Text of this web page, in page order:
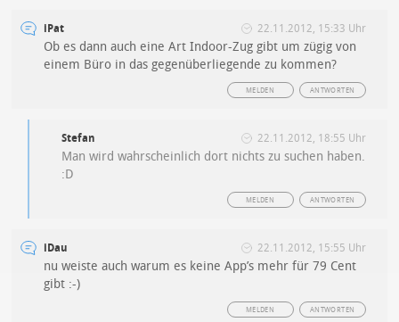
iPat 22.11.2012, 15:33 Uhr
Ob es dann auch eine Art Indoor-Zug gibt um zügig von
einem Büro in das gegenüberliegende zu kommen?
ANTWORTEN
MELDEN
Stefan 22.11.2012, 18:55 Uhr
Man wird wahrscheinlich dort nichts zu suchen haben.
:D
ANTWORTEN
MELDEN
iDau 22.11.2012, 15:55 Uhr
nu weiste auch warum es keine App’s mehr für 79 Cent
gibt :-)
ANTWORTEN
MELDEN